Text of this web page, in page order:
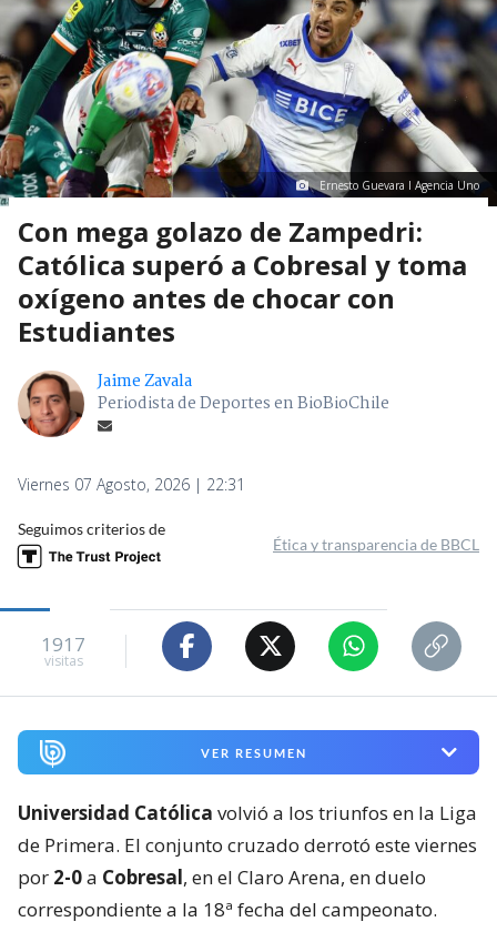
Ernesto Guevara I Agencia Uno
Con mega golazo de Zampedri:
Católica superó a Cobresal y toma
oxígeno antes de chocar con
Estudiantes
Jaime Zavala
Periodista de Deportes en BioBioChile
Viernes 07 Agosto, 2026 | 22:31
Seguimos criterios de
Ética y transparencia de BBCL
1917
visitas
VER RESUMEN
Universidad Católica volvió a los triunfos en la Liga
de Primera. El conjunto cruzado derrotó este viernes
por 2-0a Cobresal, en el Claro Arena, en duelo
correspondiente a la 18ª fecha del campeonato.